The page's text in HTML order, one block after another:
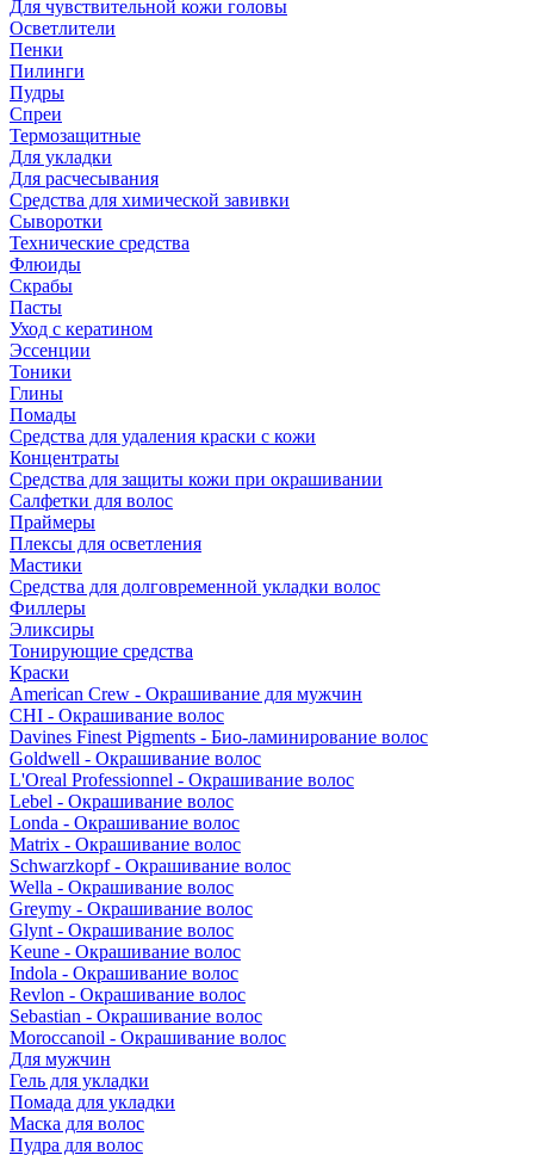
Для чувствительной кожи головы
Осветлители
Пенки
Пилинги
Пудры
Спреи
Термозащитные
Для укладки
Для расчесывания
Средства для химической завивки
Сыворотки
Технические средства
Флюиды
Скрабы
Пасты
Уход с кератином
Эссенции
Тоники
Глины
Помады
Средства для удаления краски с кожи
Концентраты
Средства для защиты кожи при окрашивании
Салфетки для волос
Праймеры
Плексы для осветления
Мастики
Средства для долговременной укладки волос
Филлеры
Эликсиры
Тонирующие средства
Краски
American Crew - Окрашивание для мужчин
CHI - Окрашивание волос
Davines Finest Pigments - Био-ламинирование волос
Goldwell - Окрашивание волос
L'Oreal Professionnel - Окрашивание волос
Lebel - Окрашивание волос
Londa - Окрашивание волос
Matrix - Окрашивание волос
Schwarzkopf - Окрашивание волос
Wella - Окрашивание волос
Greymy - Окрашивание волос
Glynt - Окрашивание волос
Keune - Окрашивание волос
Indola - Окрашивание волос
Revlon - Окрашивание волос
Sebastian - Окрашивание волос
Moroccanoil - Окрашивание волос
Для мужчин
Гель для укладки
Помада для укладки
Маска для волос
Пудра для волос